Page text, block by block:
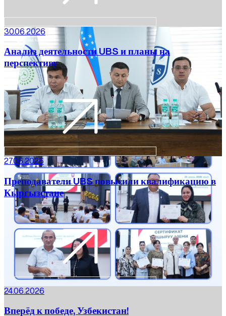
30.06.2026
Анализ деятельности UBS и планы на
перспективу
27.06.2026
Преподаватели UBS повысили квалификацию в
Кыргызстане
24.06.2026
Вперёд к победе, Узбекистан!